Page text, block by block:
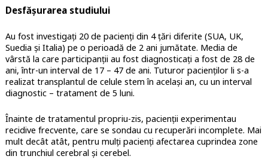
Desfășurarea studiului
Au fost investigați 20 de pacienți din 4 țări diferite (SUA, UK,
Suedia și Italia) pe o perioadă de 2 ani jumătate. Media de
vârstă la care participanții au fost diagnosticați a fost de 28 de
ani, într-un interval de 17 – 47 de ani. Tuturor pacienților li s-a
realizat transplantul de celule stem în același an, cu un interval
diagnostic – tratament de 5 luni.
Înainte de tratamentul propriu-zis, pacienții experimentau
recidive frecvente, care se sondau cu recuperări incomplete. Mai
mult decât atât, pentru mulți pacienți afectarea cuprindea zone
din trunchiul cerebral și cerebel.